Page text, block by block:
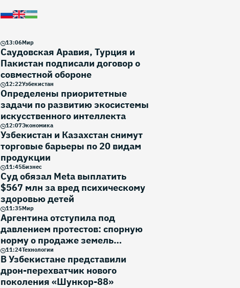
13:06Мир
Саудовская Аравия, Турция и
Пакистан подписали договор о
совместной обороне
12:22Узбекистан
Определены приоритетные
задачи по развитию экосистемы
искусственного интеллекта
12:07Экономика
Узбекистан и Казахстан снимут
торговые барьеры по 20 видам
продукции
11:45Бизнес
Суд обязал Meta выплатить
$567 млн за вред психическому
здоровью детей
11:35Мир
Аргентина отступила под
давлением протестов: спорную
норму о продаже земель
иностранцам исключили
11:24Технологии
В Узбекистане представили
дрон-перехватчик нового
поколения «Шункор-88»